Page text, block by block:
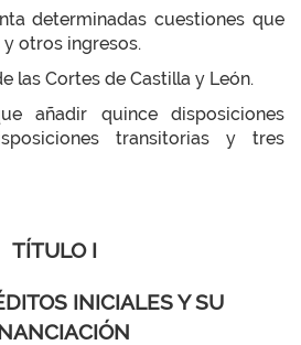
determinadas cuestiones que
otros ingresos.
las Cortes de Castilla y León.
añadir quince disposiciones
transitorias y tres
TÍTULO I
INICIALES Y SU